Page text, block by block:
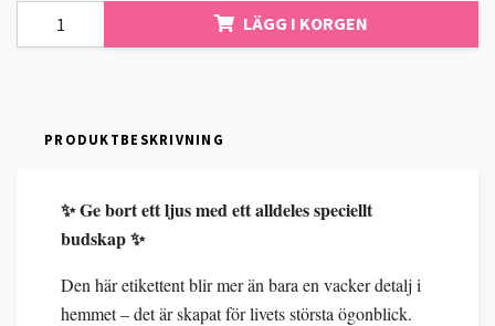
LÄGG I KORGEN
PRODUKTBESKRIVNING
✨ Ge bort ett ljus med ett alldeles speciellt
budskap ✨
Den här etikettent blir mer än bara en vacker detalj i
hemmet – det är skapat för livets största ögonblick.